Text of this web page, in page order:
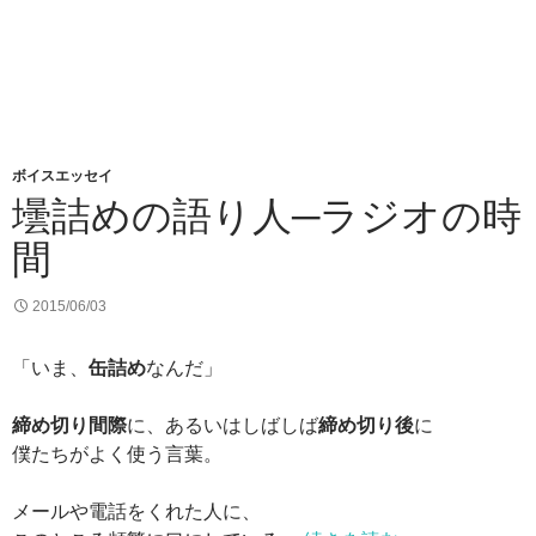
ボイスエッセイ
壜詰めの語り人─ラジオの時
間
2015/06/03
「いま、 缶詰めなんだ」
締め切り間際に、あるいはしばしば締め切り後に
僕たちがよく使う言葉。
メールや電話をくれた人に、